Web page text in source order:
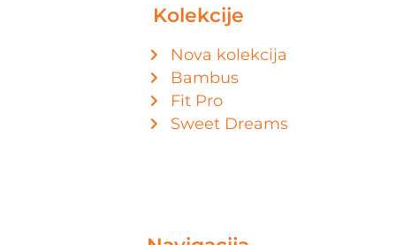
Kolekcije
Nova kolekcija
Bambus
Fit Pro
Sweet Dreams